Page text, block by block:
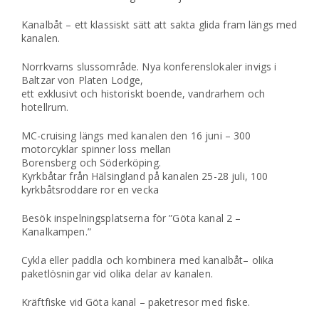
Kanalbåt – ett klassiskt sätt att sakta glida fram längs med
kanalen.
Norrkvarns slussområde. Nya konferenslokaler invigs i
Baltzar von Platen Lodge,
ett exklusivt och historiskt boende, vandrarhem och
hotellrum.
MC-cruising längs med kanalen den 16 juni – 300
motorcyklar spinner loss mellan
Borensberg och Söderköping.
Kyrkbåtar från Hälsingland på kanalen 25-28 juli, 100
kyrkbåtsroddare ror en vecka
Besök inspelningsplatserna för ”Göta kanal 2 –
Kanalkampen.”
Cykla eller paddla och kombinera med kanalbåt– olika
paketlösningar vid olika delar av kanalen.
Kräftfiske vid Göta kanal – paketresor med fiske.